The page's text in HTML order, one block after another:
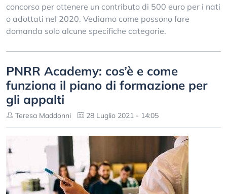
concorso per ottenere un contributo di 500 euro per i nati
o adottati nel 2020. Vediamo come possono fare
domanda solo alcune specifiche categorie.
PNRR Academy: cos’è e come
funziona il piano di formazione per
gli appalti
Teresa Maddonni 28 Luglio 2021 - 14:05